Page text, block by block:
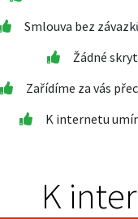
Smlouva bez
Žádné
Zařídíme za vás
K internetu
K